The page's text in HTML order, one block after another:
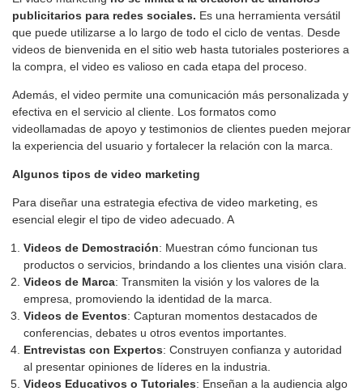
publicitarios para redes sociales. Es una herramienta versátil
que puede utilizarse a lo largo de todo el ciclo de ventas. Desde
videos de bienvenida en el sitio web hasta tutoriales posteriores a
la compra, el video es valioso en cada etapa del proceso.
Además, el video permite una comunicación más personalizada y
efectiva en el servicio al cliente. Los formatos como
videollamadas de apoyo y testimonios de clientes pueden mejorar
la experiencia del usuario y fortalecer la relación con la marca.
Algunos tipos de video marketing
Para diseñar una estrategia efectiva de video marketing, es
esencial elegir el tipo de video adecuado. A
Videos de Demostración: Muestran cómo funcionan tus
productos o servicios, brindando a los clientes una visión clara.
Videos de Marca: Transmiten la visión y los valores de la
empresa, promoviendo la identidad de la marca.
Videos de Eventos: Capturan momentos destacados de
conferencias, debates u otros eventos importantes.
Entrevistas con Expertos: Construyen confianza y autoridad
al presentar opiniones de líderes en la industria.
Videos Educativos o Tutoriales: Enseñan a la audiencia algo